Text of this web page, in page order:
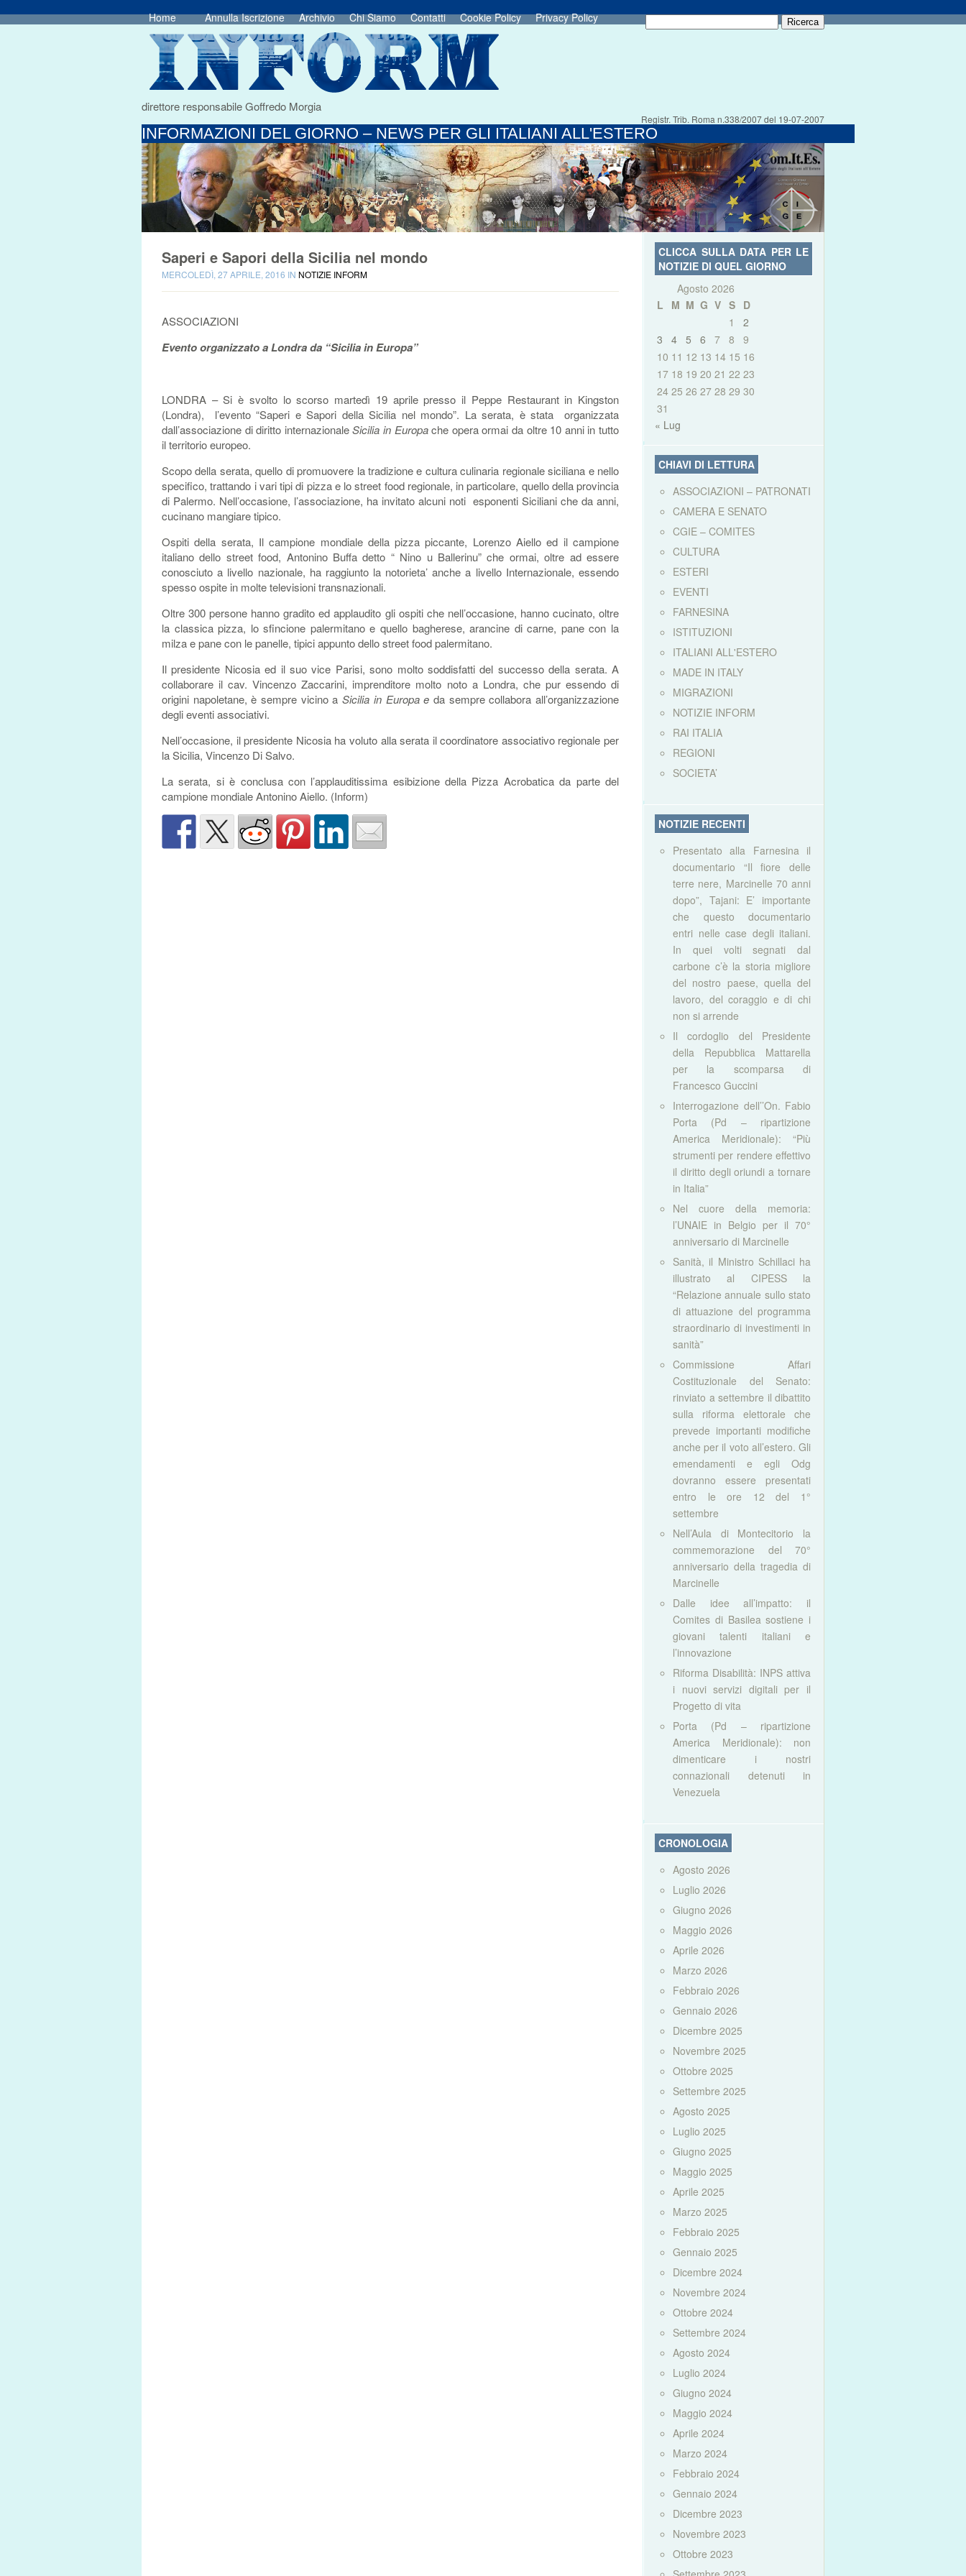
Home Annulla Iscrizione Archivio Chi Siamo Contatti Cookie Policy Privacy Policy
direttore responsabile Goffredo Morgia
Registr. Trib. Roma n.338/2007 del 19-07-2007
INFORMAZIONI DEL GIORNO – NEWS PER GLI ITALIANI ALL'ESTERO
Saperi e Sapori della Sicilia nel mondo
MERCOLEDÌ, 27 APRILE, 2016 IN NOTIZIE INFORM
ASSOCIAZIONI
Evento organizzato a Londra da “Sicilia in Europa”
LONDRA – Si è svolto lo scorso martedì 19 aprile presso il Peppe Restaurant in Kingston
(Londra), l’evento “Saperi e Sapori della Sicilia nel mondo”. La serata, è stata organizzata
dall’associazione di diritto internazionaleSicilia in Europache opera ormai da oltre 10 anni in tutto
il territorio europeo.
Scopo della serata, quello di promuovere la tradizione e cultura culinaria regionale siciliana e nello
specifico, trattando i vari tipi di pizza e lo street food regionale, in particolare, quello della provincia
di Palermo. Nell’occasione, l’associazione, ha invitato alcuni noti esponenti Siciliani che da anni,
cucinano mangiare tipico.
Ospiti della serata, Il campione mondiale della pizza piccante, Lorenzo Aiello ed il campione
italiano dello street food, Antonino Buffa detto “ Nino u Ballerinu” che ormai, oltre ad essere
conosciuto a livello nazionale, ha raggiunto la notorieta’ anche a livello Internazionale, essendo
spesso ospite in molte televisioni transnazionali.
Oltre 300 persone hanno gradito ed applaudito gli ospiti che nell’occasione, hanno cucinato, oltre
la classica pizza, lo sfincione palermitano e quello bagherese, arancine di carne, pane con la
milza e pane con le panelle, tipici appunto dello street food palermitano.
Il presidente Nicosia ed il suo vice Parisi, sono molto soddisfatti del successo della serata. A
collaborare il cav. Vincenzo Zaccarini, imprenditore molto noto a Londra, che pur essendo di
origini napoletane, è sempre vicino aSicilia in Europa e da sempre collabora all’organizzazione
degli eventi associativi.
Nell’occasione, il presidente Nicosia ha voluto alla serata il coordinatore associativo regionale per
la Sicilia, Vincenzo Di Salvo.
La serata, si è conclusa con l’applauditissima esibizione della Pizza Acrobatica da parte del
campione mondiale Antonino Aiello. (Inform)
CLICCA SULLA DATA PER LE
NOTIZIE DI QUEL GIORNO
Agosto 2026
L
M M G V S D
1
2
3
4 5 6 7 8
9
10 11 12 13 14 15 16
17 18 19 20 21 22 23
24 25 26 27 28 29 30
31
« Lug
CHIAVI DI LETTURA
ASSOCIAZIONI – PATRONATI
CAMERA E SENATO
CGIE – COMITES
CULTURA
ESTERI
EVENTI
FARNESINA
ISTITUZIONI
ITALIANI ALL'ESTERO
MADE IN ITALY
MIGRAZIONI
NOTIZIE INFORM
RAI ITALIA
REGIONI
SOCIETA’
NOTIZIE RECENTI
Presentato alla Farnesina il
documentario “Il fiore delle
terre nere, Marcinelle 70 anni
dopo”, Tajani: E’ importante
che questo documentario
entri nelle case degli italiani.
In quei volti segnati dal
carbone c’è la storia migliore
del nostro paese, quella del
lavoro, del coraggio e di chi
non si arrende
Il cordoglio del Presidente
della Repubblica Mattarella
per la scomparsa di
Francesco Guccini
Interrogazione dell’’On. Fabio
Porta (Pd – ripartizione
America Meridionale): “Più
strumenti per rendere effettivo
il diritto degli oriundi a tornare
in Italia”
Nel cuore della memoria:
l’UNAIE in Belgio per il 70°
anniversario di Marcinelle
Sanità, il Ministro Schillaci ha
illustrato al CIPESS la
“Relazione annuale sullo stato
di attuazione del programma
straordinario di investimenti in
sanità”
Commissione Affari
Costituzionale del Senato:
rinviato a settembre il dibattito
sulla riforma elettorale che
prevede importanti modifiche
anche per il voto all’estero. Gli
emendamenti e egli Odg
dovranno essere presentati
entro le ore 12 del 1°
settembre
Nell’Aula di Montecitorio la
commemorazione del 70°
anniversario della tragedia di
Marcinelle
Dalle idee all’impatto: il
Comites di Basilea sostiene i
giovani talenti italiani e
l’innovazione
Riforma Disabilità: INPS attiva
i nuovi servizi digitali per il
Progetto di vita
Porta (Pd – ripartizione
America Meridionale): non
dimenticare i nostri
connazionali detenuti in
Venezuela
CRONOLOGIA
Agosto 2026
Luglio 2026
Giugno 2026
Maggio 2026
Aprile 2026
Marzo 2026
Febbraio 2026
Gennaio 2026
Dicembre 2025
Novembre 2025
Ottobre 2025
Settembre 2025
Agosto 2025
Luglio 2025
Giugno 2025
Maggio 2025
Aprile 2025
Marzo 2025
Febbraio 2025
Gennaio 2025
Dicembre 2024
Novembre 2024
Ottobre 2024
Settembre 2024
Agosto 2024
Luglio 2024
Giugno 2024
Maggio 2024
Aprile 2024
Marzo 2024
Febbraio 2024
Gennaio 2024
Dicembre 2023
Novembre 2023
Ottobre 2023